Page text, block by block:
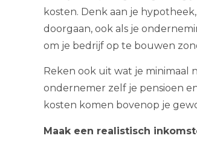
kosten. Denk aan je
doorgaan, ook als je
om je bedrijf op te bouwen
Reken ook uit wat je minimaal
ondernemer zelf je pensioen
kosten komen bovenop je
Maak een realistisch